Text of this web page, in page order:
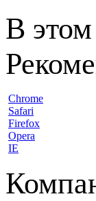
В этом
Chrome
Safari
Firefox
Opera
IE